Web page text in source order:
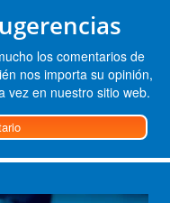
los comentarios de
nos importa su opinión,
vez en nuestro sitio web.